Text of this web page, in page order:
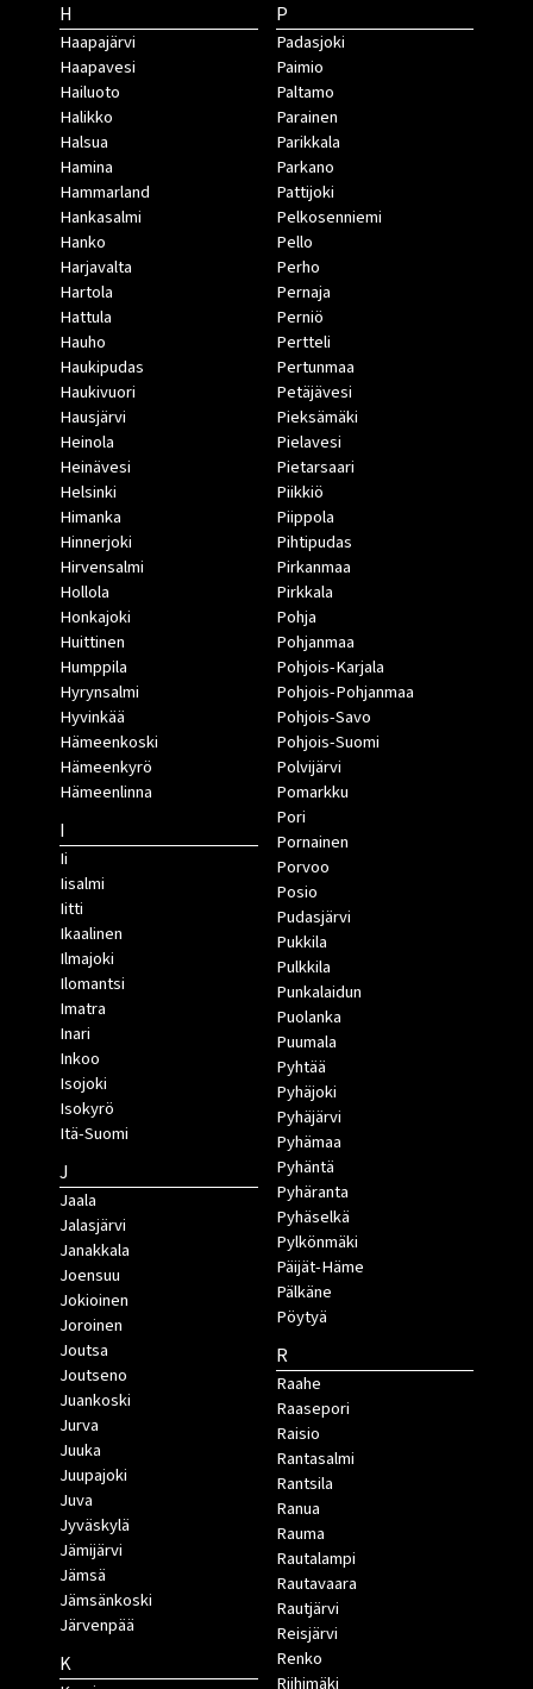
H
Haapajärvi
Haapavesi
Hailuoto
Halikko
Halsua
Hamina
Hammarland
Hankasalmi
Hanko
Harjavalta
Hartola
Hattula
Hauho
Haukipudas
Haukivuori
Hausjärvi
Heinola
Heinävesi
Helsinki
Himanka
Hinnerjoki
Hirvensalmi
Hollola
Honkajoki
Huittinen
Humppila
Hyrynsalmi
Hyvinkää
Hämeenkoski
Hämeenkyrö
Hämeenlinna
I
Ii
Iisalmi
Iitti
Ikaalinen
Ilmajoki
Ilomantsi
Imatra
Inari
Inkoo
Isojoki
Isokyrö
Itä-Suomi
J
Jaala
Jalasjärvi
Janakkala
Joensuu
Jokioinen
Joroinen
Joutsa
Joutseno
Juankoski
Jurva
Juuka
Juupajoki
Juva
Jyväskylä
Jämijärvi
Jämsä
Jämsänkoski
Järvenpää
K
P
Padasjoki
Paimio
Paltamo
Parainen
Parikkala
Parkano
Pattijoki
Pelkosenniemi
Pello
Perho
Pernaja
Perniö
Pertteli
Pertunmaa
Petäjävesi
Pieksämäki
Pielavesi
Pietarsaari
Piikkiö
Piippola
Pihtipudas
Pirkanmaa
Pirkkala
Pohja
Pohjanmaa
Pohjois-Karjala
Pohjois-Pohjanmaa
Pohjois-Savo
Pohjois-Suomi
Polvijärvi
Pomarkku
Pori
Pornainen
Porvoo
Posio
Pudasjärvi
Pukkila
Pulkkila
Punkalaidun
Puolanka
Puumala
Pyhtää
Pyhäjoki
Pyhäjärvi
Pyhämaa
Pyhäntä
Pyhäranta
Pyhäselkä
Pylkönmäki
Päijät-Häme
Pälkäne
Pöytyä
R
Raahe
Raasepori
Raisio
Rantasalmi
Rantsila
Ranua
Rauma
Rautalampi
Rautavaara
Rautjärvi
Reisjärvi
Renko